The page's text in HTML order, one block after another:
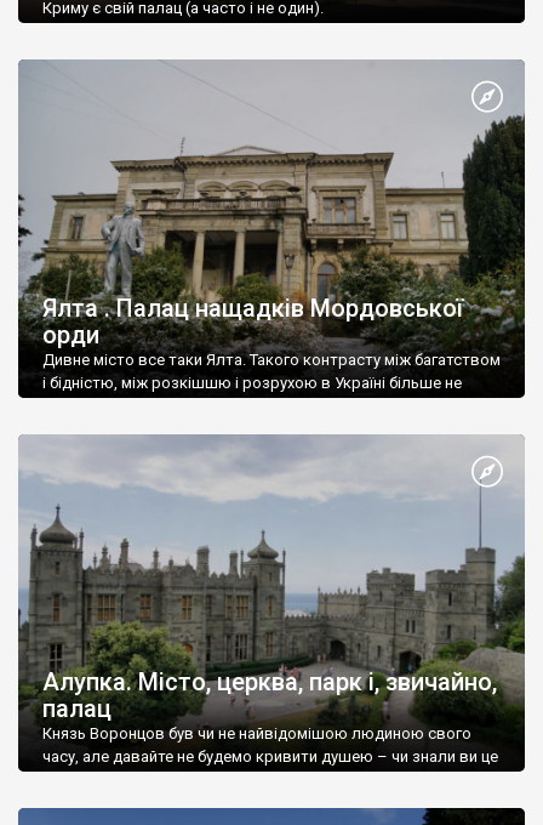
Криму є свій палац (а часто і не один).
Ялта . Палац нащадків Мордовської
орди
Дивне місто все таки Ялта. Такого контрасту між багатством
і бідністю, між розкішшю і розрухою в Україні більше не
Алупка. Місто, церква, парк і, звичайно,
палац
Князь Воронцов був чи не найвідомішою людиною свого
часу, але давайте не будемо кривити душею – чи знали ви це